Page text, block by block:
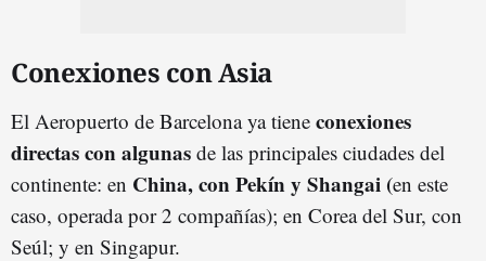
Conexiones con Asia
El Aeropuerto de Barcelona ya tiene conexiones
directas con algunas de las principales ciudades del
continente: en China, con Pekín y Shangai (en este
caso, operada por 2 compañías); en Corea del Sur, con
Seúl; y en Singapur.